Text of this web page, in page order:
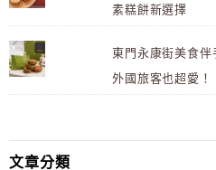
素糕餅新選擇
東門永康街美食
外國旅客也超愛！
文章分類